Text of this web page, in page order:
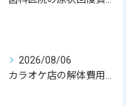
2026/08/06